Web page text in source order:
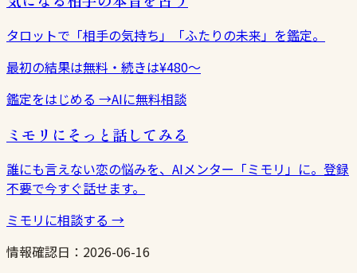
タロットで「相手の気持ち」「ふたりの未来」を鑑定。
最初の結果は無料・続きは¥480〜
鑑定をはじめる →AIに無料相談
ミモリにそっと話してみる
誰にも言えない恋の悩みを、AIメンター「ミモリ」に。登録
不要で今すぐ話せます。
ミモリに相談する →
情報確認日： 2026-06-16